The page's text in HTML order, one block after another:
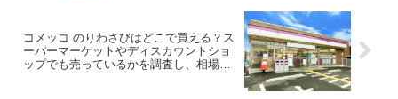
コメッコ のりわさびはどこで買える？ス
ーパーマーケットやディスカウントショ
ップでも売っているかを調査し、相場価